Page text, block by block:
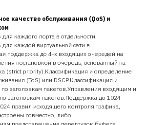
качество обслуживания (QoS) и
каждого порта в отдельности.
для каждой виртуальной сети в
поддержка до 4-х входящих очередей на
постановкой в очередь, основанный на
(strict priority).Классификация и определение
(ToS) или DSCP.Классификация и
заголовкам пакетов.Управления входящим и
заголовкам пакетов.Поддержка до 1024
правил исходящего контроля трафика,
совместно, либо